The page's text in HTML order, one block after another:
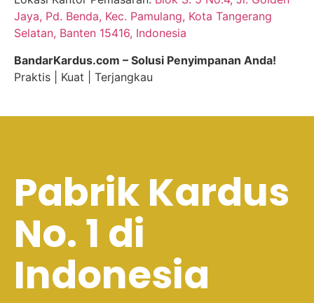
Jaya, Pd. Benda, Kec. Pamulang, Kota Tangerang
Selatan, Banten 15416, Indonesia
BandarKardus.com – Solusi Penyimpanan Anda!
Praktis | Kuat | Terjangkau
Pabrik Kardus
No. 1 di
Indonesia